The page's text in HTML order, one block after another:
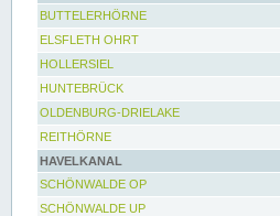
BUTTELERHÖRNE
ELSFLETH OHRT
HOLLERSIEL
HUNTEBRÜCK
OLDENBURG-DRIELAKE
REITHÖRNE
HAVELKANAL
SCHÖNWALDE OP
SCHÖNWALDE UP